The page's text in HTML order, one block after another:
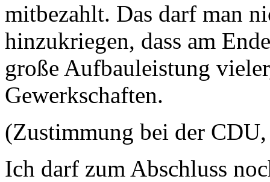
mitbezahlt. Das darf man
hinzukriegen, dass am
große Aufbauleistung
Gewerkschaften.
(Zustimmung bei der
Ich darf zum Abschluss